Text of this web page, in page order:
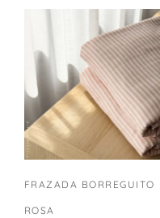
FRAZADA BORREGUITO
ROSA